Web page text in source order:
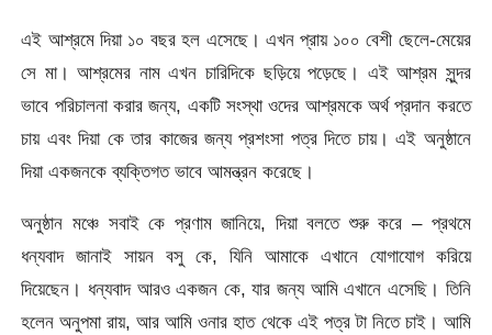
এই আশ্রমে দিয়া ১০ বছর হল এসেছে। এখন প্রায় ১০০ বেশী ছেলে-মেয়ের
সে মা। আশ্রমের নাম এখন চারিদিকে ছড়িয়ে পড়েছে। এই আশ্রম সুন্দর
ভাবে পরিচালনা করার জন্য, একটি সংস্থা ওদের আশ্রমকে অর্থ প্রদান করতে
চায় এবং দিয়া কে তার কাজের জন্য প্রশংসা পত্র দিতে চায়। এই অনুষ্ঠানে
দিয়া একজনকে ব্যক্তিগত ভাবে আমন্ত্রন করেছে।
অনুষ্ঠান মঞ্চে সবাই কে প্রণাম জানিয়ে, দিয়া বলতে শুরু করে – প্রথমে
ধন্যবাদ জানাই সায়ন বসু কে, যিনি আমাকে এখানে যোগাযোগ করিয়ে
দিয়েছেন। ধন্যবাদ আরও একজন কে, যার জন্য আমি এখানে এসেছি। তিনি
হলেন অনুপমা রায়, আর আমি ওনার হাত থেকে এই পত্র টা নিতে চাই। আমি